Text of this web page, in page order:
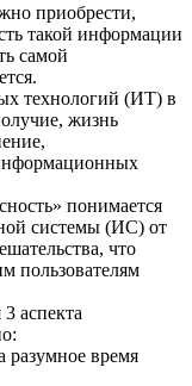
приобрести,
такой информации
самой
технологий (ИТ) в
жизнь
понимается
системы (ИС) от
что
пользователям
аспекта
разумное время